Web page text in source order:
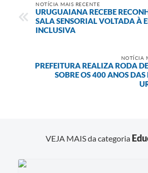
NOTÍCIA MAIS RECENTE
URUGUAIANA RECEBE
SALA SENSORIAL VOLTADA À
INCLUSIVA
NOTÍCIA
PREFEITURA REALIZA RODA
SOBRE OS 400 ANOS DAS
VEJA MAIS da categoria